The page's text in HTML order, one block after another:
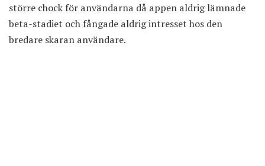
större chock för användarna då appen aldrig lämnade
beta-stadiet och fångade aldrig intresset hos den
bredare skaran användare.